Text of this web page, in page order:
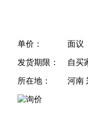
单价： 面议
发货期限： 自买
所在地： 河南